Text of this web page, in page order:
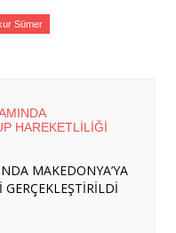
ORTAK
GRUP
BAŞKAN
Sümer
MAKEDONYA’YA